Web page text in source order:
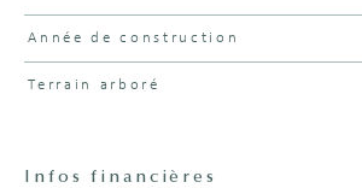
Année de construction
Terrain arboré
Infos financières